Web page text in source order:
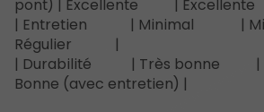
pont) | Excellente |
| Entretien | Minimal |
Régulier |
| Durabilité | Très
Bonne (avec entretien) |